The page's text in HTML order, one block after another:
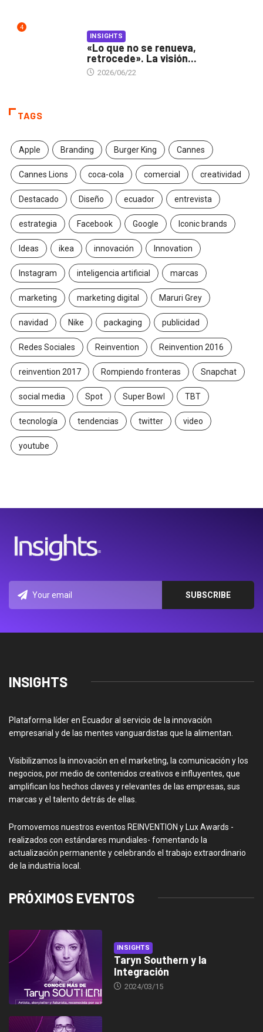
4
INSIGHTS
«Lo que no se renueva,
retrocede». La visión...
2026/06/22
TAGS
Apple Branding Burger King Cannes
Cannes Lions coca-cola comercial creatividad
Destacado Diseño ecuador entrevista
estrategia Facebook Google Iconic brands
Ideas ikea innovación Innovation
Instagram inteligencia artificial marcas
marketing marketing digital Maruri Grey
navidad Nike packaging publicidad
Redes Sociales Reinvention Reinvention 2016
reinvention 2017 Rompiendo fronteras Snapchat
social media Spot Super Bowl TBT
tecnología tendencias twitter video
youtube
INSIGHTS
Plataforma líder en Ecuador al servicio de la innovación
empresarial y de las mentes vanguardistas que la alimentan.
Visibilizamos la innovación en el marketing, la comunicación y los
negocios, por medio de contenidos creativos e influyentes, que
amplifican los hechos claves y relevantes de las empresas, sus
marcas y el talento detrás de ellas.
Promovemos nuestros eventos REINVENTION y Lux Awards -
realizados con estándares mundiales- fomentando la
actualización permanente y celebrando el trabajo extraordinario
de la industria local.
PRÓXIMOS EVENTOS
INSIGHTS
Taryn Southern y la
Integración
2024/03/15